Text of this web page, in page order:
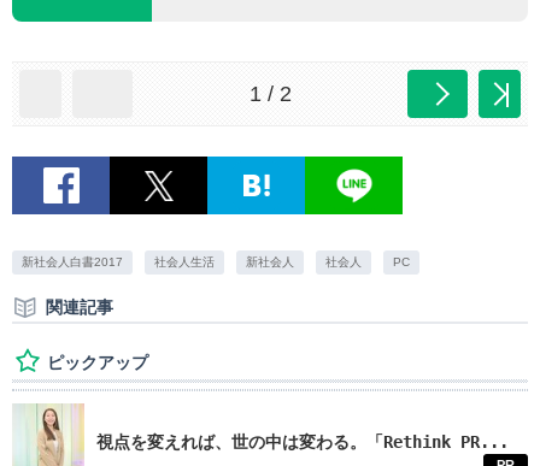
1 / 2
新社会人白書2017 社会人生活 新社会人 社会人 PC
関連記事
ピックアップ
視点を変えれば、世の中は変わる。「Rethink PR...